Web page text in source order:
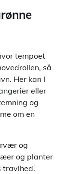
tempoet
så
Her kan I
eller
og
om en
og
og planter
travlhed.